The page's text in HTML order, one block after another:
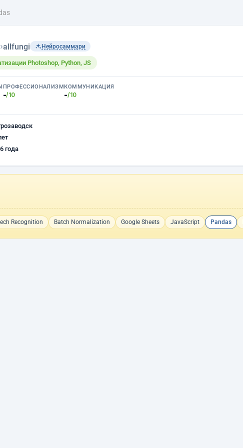
›allfungi Нейросаммари
Photoshop, Python, JS
ПРОФЕССИОНАЛИЗМ
-/10
КОММУНИКАЦИЯ
-/10
года
Recognition Batch Normalization Google Sheets JavaScript Pandas